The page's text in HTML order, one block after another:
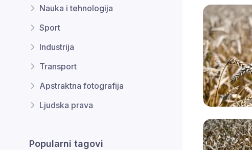
Nauka i tehnologija
Sport
Industrija
Transport
Apstraktna fotografija
Ljudska prava
Popularni tagovi